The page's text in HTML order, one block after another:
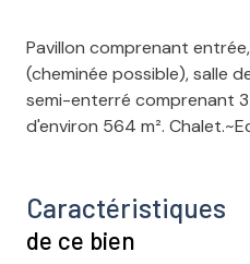
Pavillon comprenant
(cheminée possible), salle
semi-enterré comprenant
d'environ 564 m².
Caractéristiques
de ce bien